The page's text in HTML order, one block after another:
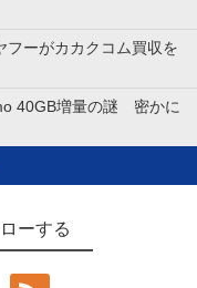
ーがカカクコム買収を
40GB増量の謎 密かに
ーする